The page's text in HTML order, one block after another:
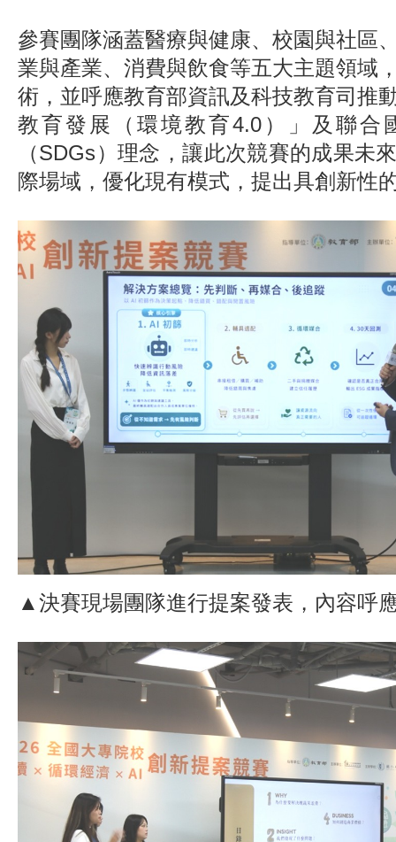
參賽團隊涵蓋醫療與健康、校園與社區
業與產業、消費與飲食等五大主題領域
術，並呼應教育部資訊及科技教育司推
教育發展（環境教育4.0）」及聯合
（SDGs）理念，讓此次競賽的成果未
際場域，優化現有模式，提出具創新性
▲決賽現場團隊進行提案發表，內容呼